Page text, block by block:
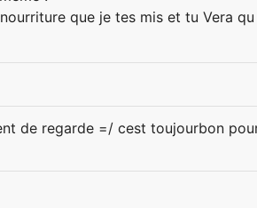
que je tes mis et tu Vera
de regarde =/ cest toujourbon